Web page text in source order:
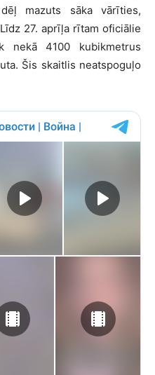
mazuts sāka vārīties,
27. aprīļa rītam oficiālie
nekā 4100 kubikmetrus
Šis skaitlis neatspoguļo